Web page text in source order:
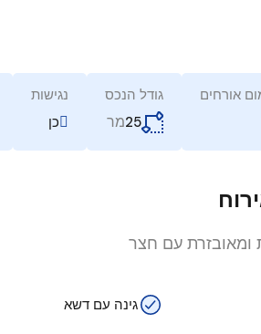
אורחים
גודל הנכס
25מר
נגישות
כן
ומאובזרת עם חצר
גינה עם דשא